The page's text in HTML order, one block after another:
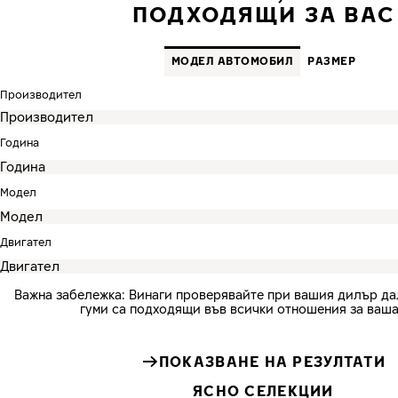
ПОДХОДЯЩИ ЗА ВАС
MОДЕЛ АВТОМОБИЛ PАЗМЕР
Производител
Година
Модел
Двигател
Важна забележка: Винаги проверявайте при вашия дилър
гуми са подходящи във всички отношения за
ПОКАЗВАНЕ НА РЕЗУЛТАТИ
ЯСНО СЕЛЕКЦИИ